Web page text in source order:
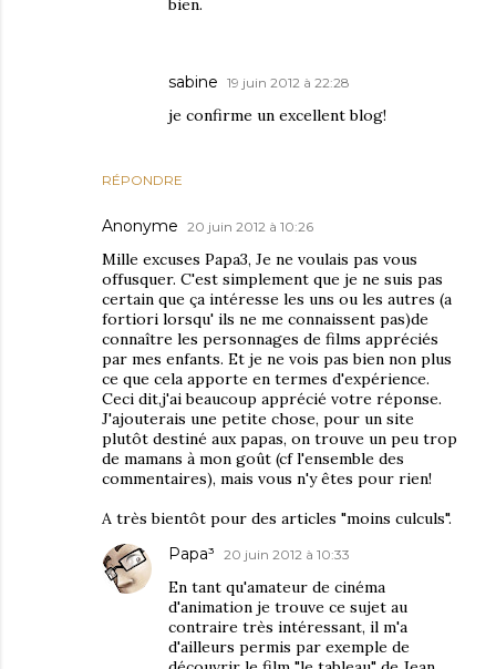
RÉPONDRE
bien.
sabine 19 juin 2012 à 22:28
je confirme un excellent blog!
Anonyme 20 juin 2012 à 10:26
Mille excuses Papa3, Je ne voulais pas vous
offusquer. C'est simplement que je ne suis pas
certain que ça intéresse les uns ou les autres (a
fortiori lorsqu' ils ne me connaissent pas)de
connaître les personnages de films appréciés
par mes enfants. Et je ne vois pas bien non plus
ce que cela apporte en termes d'expérience.
Ceci dit,j'ai beaucoup apprécié votre réponse.
J'ajouterais une petite chose, pour un site
plutôt destiné aux papas, on trouve un peu trop
de mamans à mon goût (cf l'ensemble des
commentaires), mais vous n'y êtes pour rien!
A très bientôt pour des articles "moins culculs".
Papa³ 20 juin 2012 à 10:33
En tant qu'amateur de cinéma
d'animation je trouve ce sujet au
contraire très intéressant, il m'a
d'ailleurs permis par exemple de